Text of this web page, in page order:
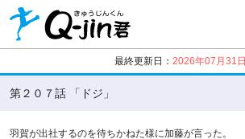
最終更新日： 2026年07月31日
第２０７話 「ドジ」
羽賀が出社するのを待ちかねた様に加藤が言った。